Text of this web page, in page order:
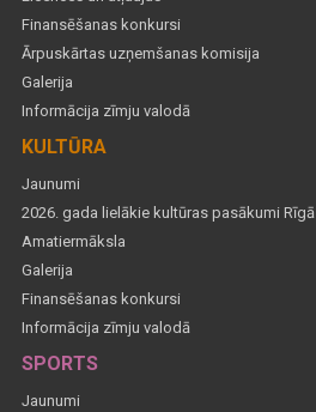
Finansēšanas konkursi
Ārpuskārtas uzņemšanas komisija
Galerija
Informācija zīmju valodā
KULTŪRA
Jaunumi
2026. gada lielākie kultūras pasākumi Rīgā
Amatiermāksla
Galerija
Finansēšanas konkursi
Informācija zīmju valodā
SPORTS
Jaunumi